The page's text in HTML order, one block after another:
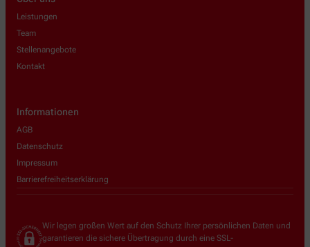
Leistungen
Team
Stellenangebote
Kontakt
Informationen
AGB
Datenschutz
Impressum
Barrierefreiheitserklärung
Wir legen großen Wert auf den Schutz Ihrer persönlichen Daten und
garantieren die sichere Übertragung durch eine SSL-